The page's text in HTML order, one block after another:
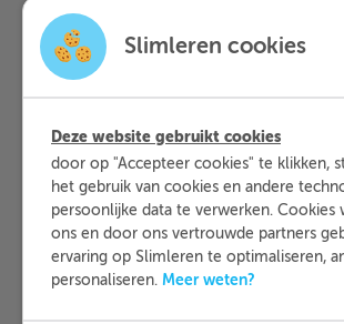
… meer dan 25.000
Slimleren oefenen…
… en dat zij Slimleren
beoordelenmet een
Meer informatie
Slimleren cookies
Deze website gebruikt cookies
door op "Accepteer cookies" te klikken,
het gebruik van cookies en andere
persoonlijke data te verwerken. Cookies
ons en door ons vertrouwde partners
ervaring op Slimleren te optimaliseren,
personaliseren. Meer weten?